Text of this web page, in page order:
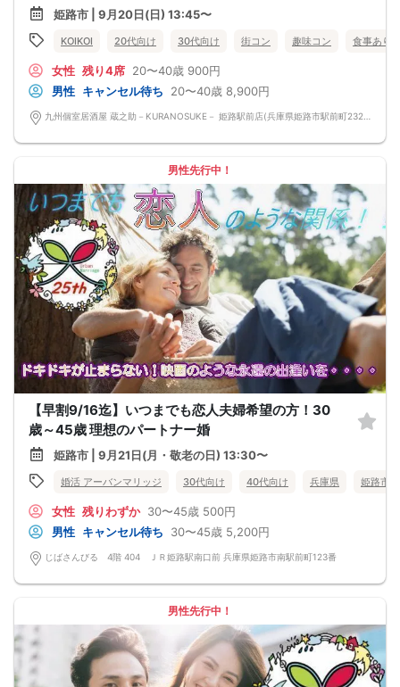
姫路市 | 9月20日(日) 13:45〜
KOIKOI 20代向け 30代向け 街コン 趣味コン 食事あり
女性 残り4席 20〜40歳 900円
男性 キャンセル待ち 20〜40歳 8,900円
九州個室居酒屋 蔵之助－KURANOSUKE－ 姫路駅前店(兵庫県姫路市駅前町232 しらさぎ駅前ビルB1) 兵庫県姫路市駅前町232 しらさぎ駅前ビルB1
男性先行中！
【早割9/16迄】いつまでも恋人夫婦希望の方！30
歳～45歳 理想のパートナー婚
姫路市 | 9月21日(月・敬老の日) 13:30〜
婚活 アーバンマリッジ 30代向け 40代向け 兵庫県 姫路市
女性 残りわずか 30〜45歳 500円
男性 キャンセル待ち 30〜45歳 5,200円
じばさんびる 4階 404 ＪＲ姫路駅南口前 兵庫県姫路市南駅前町123番
男性先行中！